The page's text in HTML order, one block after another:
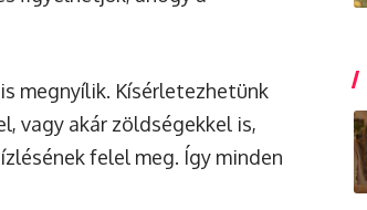
megnyílik. Kísérletezhetünk
vagy akár zöldségekkel is,
felel meg. Így minden